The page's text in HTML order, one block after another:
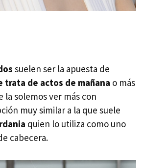
suelen ser la apuesta de
trata de actos de mañana o más
la solemos ver más con
muy similar a la que suele
quien lo utiliza como uno
cabecera.